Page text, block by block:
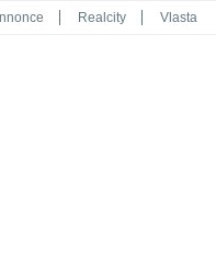
Realcity Vlasta